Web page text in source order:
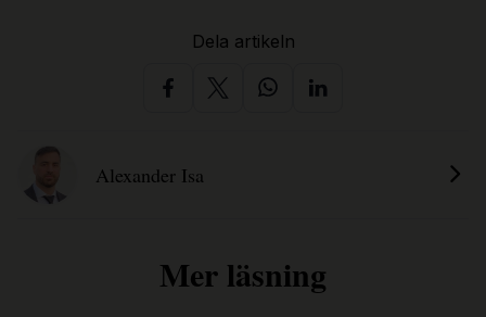
Dela artikeln
Alexander Isa
Mer läsning